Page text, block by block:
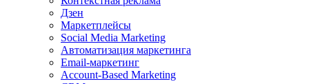
Дзен
Маркетплейсы
Social Media Marketing
Автоматизация маркетинга
Email-маркетинг
Account-Based Marketing